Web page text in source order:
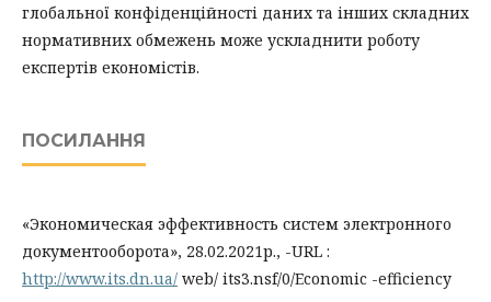
глобальної конфіденційності даних та інших складних
нормативних обмежень може ускладнити роботу
експертів економістів.
ПОСИЛАННЯ
«Экономическая эффективность систем электронного
документооборота», 28.02.2021р., -URL :
http://www.its.dn.ua/ web/ its3.nsf/0/Economic -efficiency